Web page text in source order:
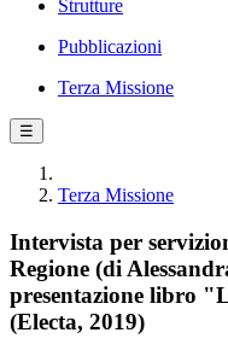
Strutture
Pubblicazioni
Terza Missione
☰
Terza Missione
Intervista per
Regione (di
presentazione libro
(Electa, 2019)